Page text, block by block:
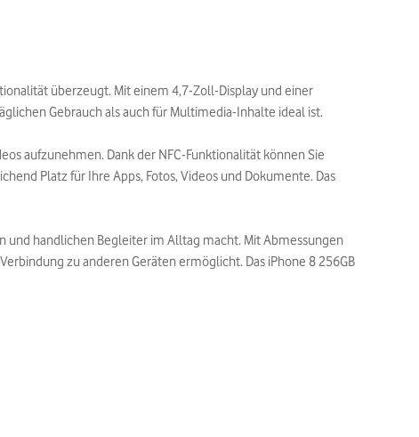
überzeugt. Mit einem 4,7-Zoll-Display und einer
Gebrauch als auch für Multimedia-Inhalte ideal ist.
aufzunehmen. Dank der NFC-Funktionalität können Sie
Platz für Ihre Apps, Fotos, Videos und Dokumente. Das
und handlichen Begleiter im Alltag macht. Mit Abmessungen
zu anderen Geräten ermöglicht. Das iPhone 8 256GB